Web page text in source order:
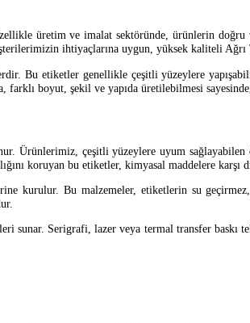
üretim ve imalat sektöründe, ürünlerin doğru
ihtiyaçlarına uygun, yüksek kaliteli Ağrı
Bu etiketler genellikle çeşitli yüzeylere
boyut, şekil ve yapıda üretilebilmesi
Ürünlerimiz, çeşitli yüzeylere uyum
koruyan bu etiketler, kimyasal maddelere karşı
kurulur. Bu malzemeler, etiketlerin su geçirmez,
sunar. Serigrafi, lazer veya termal transfer